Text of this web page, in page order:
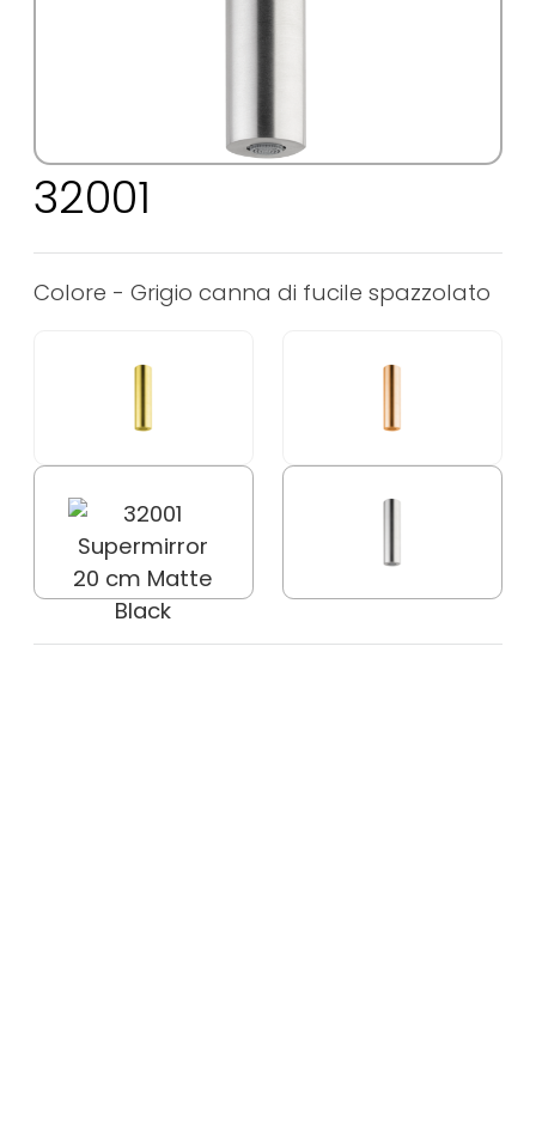
32001
Colore - Grigio canna di fucile spazzolato